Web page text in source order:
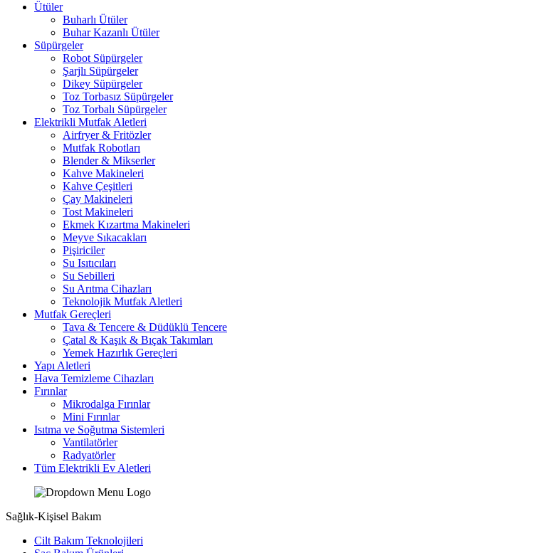
Ütüler
Buharlı Ütüler
Buhar Kazanlı Ütüler
Süpürgeler
Robot Süpürgeler
Şarjlı Süpürgeler
Dikey Süpürgeler
Toz Torbasız Süpürgeler
Toz Torbalı Süpürgeler
Elektrikli Mutfak Aletleri
Airfryer & Fritözler
Mutfak Robotları
Blender & Mikserler
Kahve Makineleri
Kahve Çeşitleri
Çay Makineleri
Tost Makineleri
Ekmek Kızartma Makineleri
Meyve Sıkacakları
Pişiriciler
Su Isıtıcıları
Su Sebilleri
Su Arıtma Cihazları
Teknolojik Mutfak Aletleri
Mutfak Gereçleri
Tava & Tencere & Düdüklü Tencere
Çatal & Kaşık & Bıçak Takımları
Yemek Hazırlık Gereçleri
Yapı Aletleri
Hava Temizleme Cihazları
Fırınlar
Mikrodalga Fırınlar
Mini Fırınlar
Isıtma ve Soğutma Sistemleri
Vantilatörler
Radyatörler
Tüm Elektrikli Ev Aletleri
Sağlık-Kişisel Bakım
Cilt Bakım Teknolojileri